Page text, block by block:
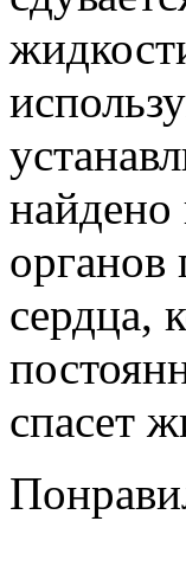
найдено
органов
сердца,
спасет